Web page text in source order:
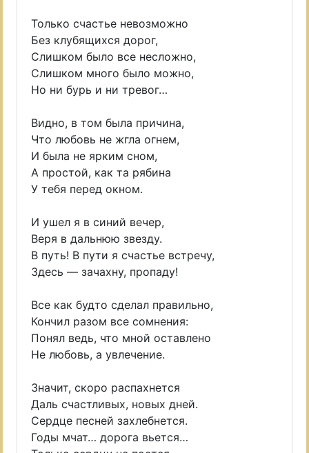
Только счастье невозможно
Без клубящихся дорог,
Слишком было все несложно,
Слишком много было можно,
Но ни бурь и ни тревог…
Видно, в том была причина,
Что любовь не жгла огнем,
И была не ярким сном,
А простой, как та рябина
У тебя перед окном.
И ушел я в синий вечер,
Веря в дальнюю звезду.
В путь! В пути я счастье встречу,
Здесь — зачахну, пропаду!
Все как будто сделал правильно,
Кончил разом все сомнения:
Понял ведь, что мной оставлено
Не любовь, а увлечение.
Значит, скоро распахнется
Даль счастливых, новых дней.
Сердце песней захлебнется.
Годы мчат… дорога вьется…